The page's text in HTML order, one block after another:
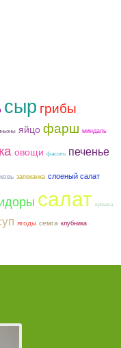
сыр грибы
яйцо фарш миндаль
овощи фасоль печенье
запеканка слоеный салат
салат крошка
ягоды семга клубника